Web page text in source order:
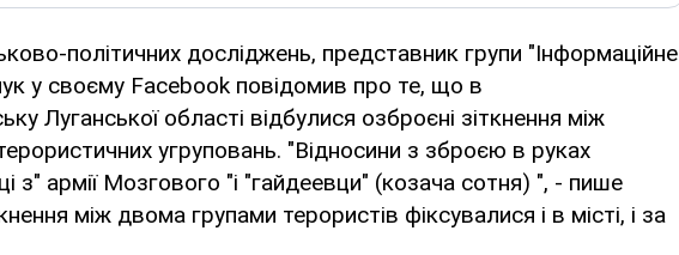
політичних досліджень, представник групи "Інформаційне
у своєму Facebook повідомив про те, що в
Луганської області відбулися озброєні зіткнення між
угруповань. "Відносини з зброєю в руках
з" армії Мозгового "і "гайдеевци" (козача сотня) ", - пише
між двома групами терористів фіксувалися і в місті, і за